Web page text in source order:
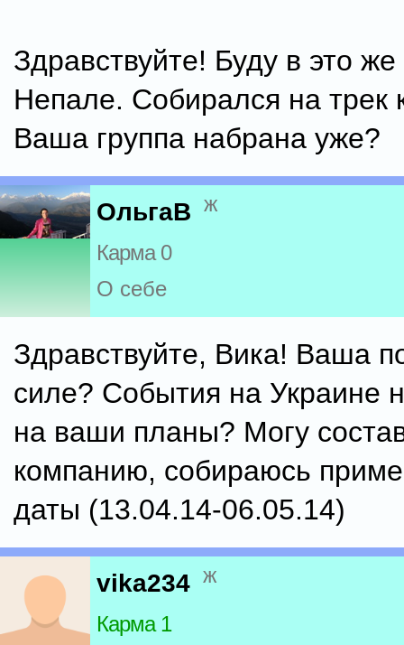
Здравствуйте! Буду в это
Непале. Собирался на трек
Ваша группа набрана уже?
ОльгаВ ж
Карма 0
О себе
Здравствуйте, Вика! Ваша
силе? События на Украине
на ваши планы? Могу
компанию, собираюсь
даты (13.04.14-06.05.14)
vika234 ж
Карма 1